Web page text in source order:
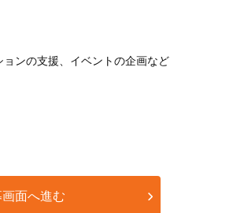
ンの支援、イベントの企画など
画面へ進む